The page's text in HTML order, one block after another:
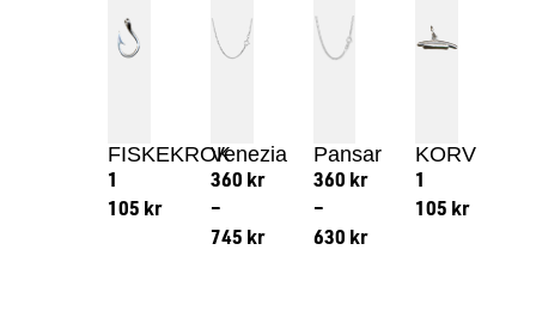
FISKEKROK
1
105 kr
Venezia
360 kr
–
745 kr
Pansar
360 kr
–
630 kr
KORV
1
105 kr